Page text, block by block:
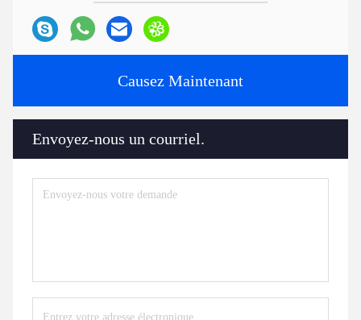
Causez Maintenant
Envoyez-nous un courriel.